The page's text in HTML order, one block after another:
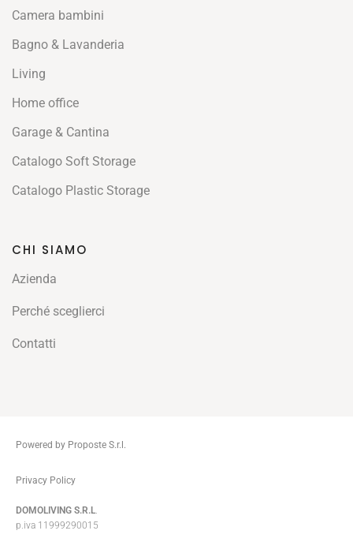
Camera bambini
Bagno & Lavanderia
Living
Home office
Garage & Cantina
Catalogo Soft Storage
Catalogo Plastic Storage
CHI SIAMO
Azienda
Perché sceglierci
Contatti
Powered by Proposte S.r.l.
Privacy Policy
DOMOLIVING S.R.L.
p.iva 11999290015